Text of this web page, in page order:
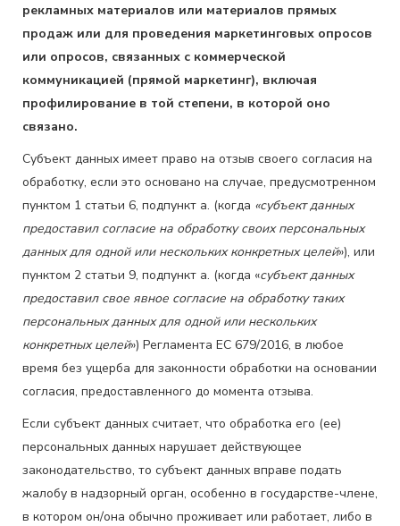
рекламных материалов или материалов прямых
продаж или для проведения маркетинговых опросов
или опросов, связанных с коммерческой
коммуникацией (прямой маркетинг), включая
профилирование в той степени, в которой оно
связано.
Субъект данных имеет право на отзыв своего согласия на
обработку, если это основано на случае, предусмотренном
пунктом 1 статьи 6, подпункт а. (когда «субъект данных
предоставил согласие на обработку своих персональных
данных для одной или нескольких конкретных целей»), или
пунктом 2 статьи 9, подпункт а. (когда «субъект данных
предоставил свое явное согласие на обработку таких
персональных данных для одной или нескольких
конкретных целей») Регламента ЕС 679/2016, в любое
время без ущерба для законности обработки на основании
согласия, предоставленного до момента отзыва.
Если субъект данных считает, что обработка его (ее)
персональных данных нарушает действующее
законодательство, то субъект данных вправе подать
жалобу в надзорный орган, особенно в государстве-члене,
в котором он/она обычно проживает или работает, либо в